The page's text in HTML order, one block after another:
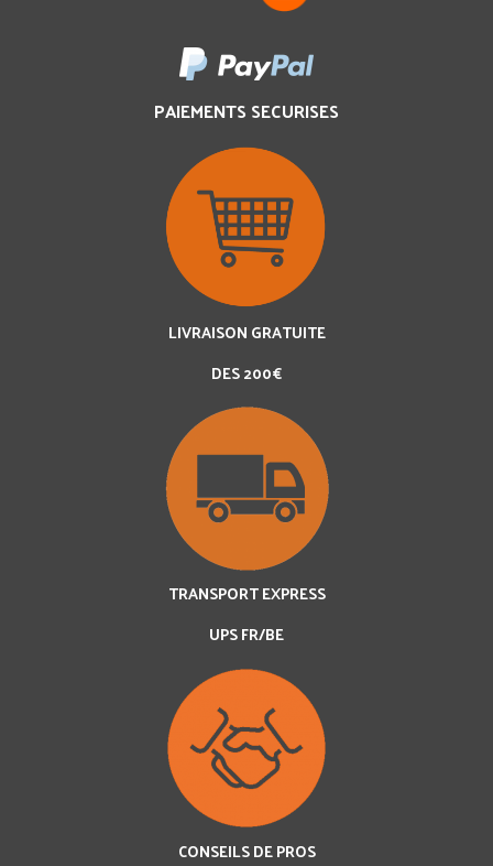
PAIEMENTS SECURISES
LIVRAISON GRATUITE
DES 200€
TRANSPORT EXPRESS
UPS FR/BE
CONSEILS DE PROS